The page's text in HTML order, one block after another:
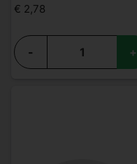
€ 2,78
- +